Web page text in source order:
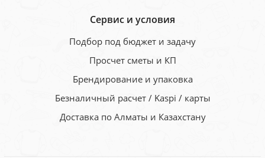
Сервис и условия
Подбор под бюджет и задачу
Просчет сметы и КП
Брендирование и упаковка
Безналичный расчет / Kaspi / карты
Доставка по Алматы и Казахстану